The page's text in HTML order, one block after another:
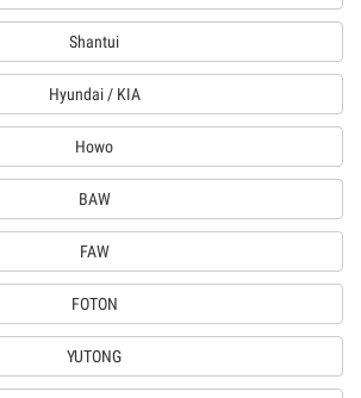
Shantui
Hyundai / KIA
Howo
BAW
FAW
FOTON
YUTONG